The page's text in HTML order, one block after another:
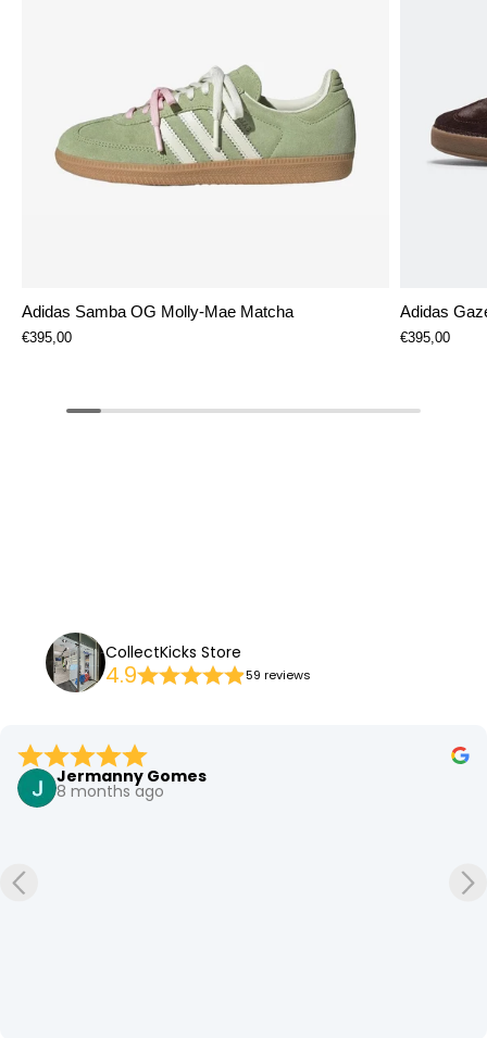
Adidas Samba OG Molly-Mae Matcha
€395,00
Adidas
€395,00
CollectKicks Store
4.9 59 reviews
Jermanny Gomes
8 months ago